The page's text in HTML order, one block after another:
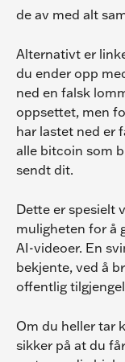
de av med alt
Alternativt er
du ender opp
ned en falsk
oppsettet, men
har lastet ned er
alle bitcoin som
sendt dit.
Dette er spesielt
muligheten for å
AI-videoer. En
bekjente, ved å
offentlig
Om du heller tar
sikker på at du